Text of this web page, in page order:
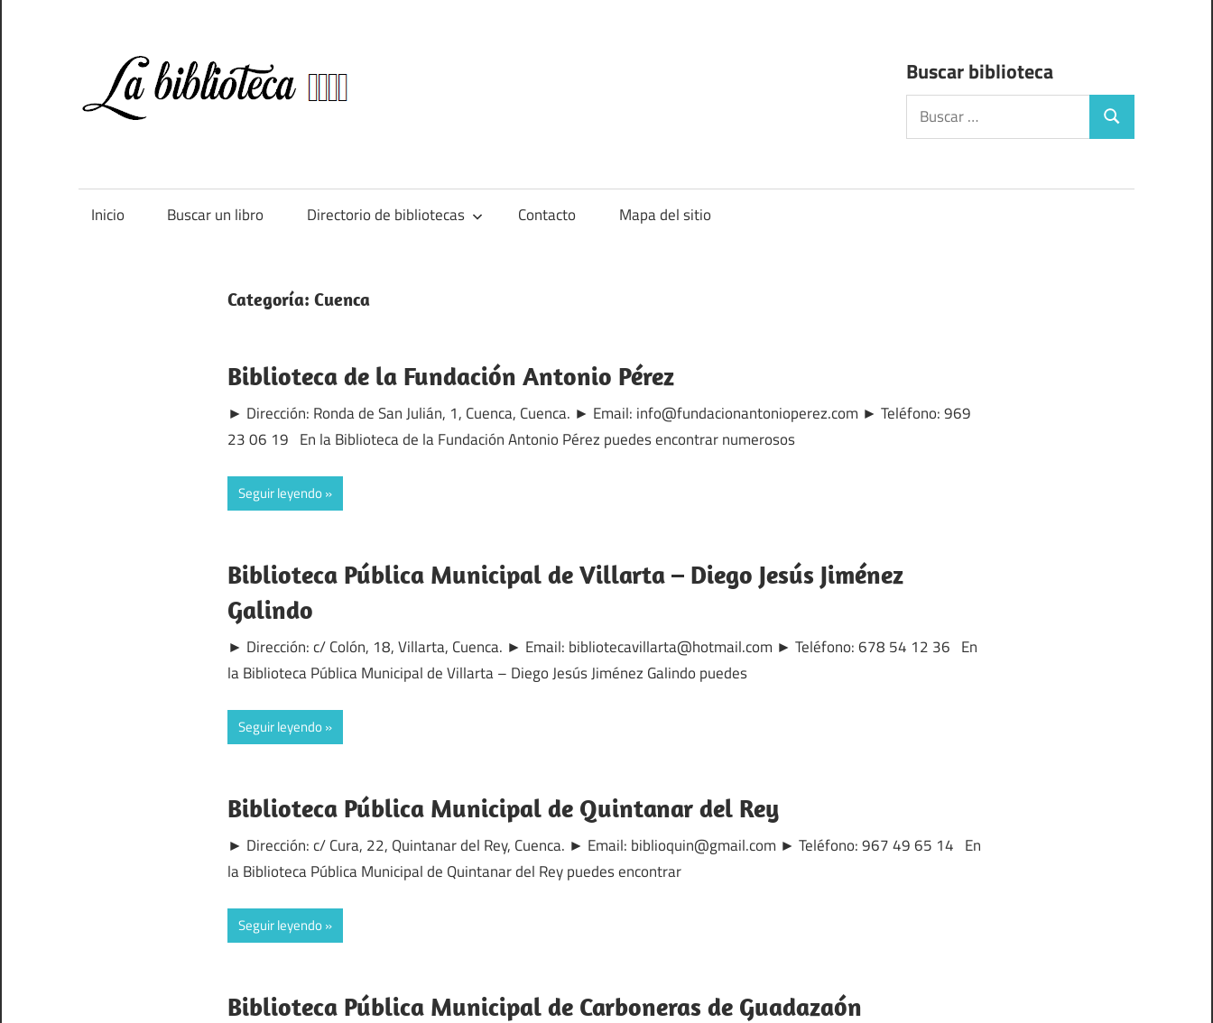
contenido
bibliotecas
de
Buscar biblioteca
Buscar:
Buscar
Inicio Buscar un libro Directorio de bibliotecas Contacto Mapa del sitio
Categoría: Cuenca
Biblioteca de la Fundación Antonio Pérez
► Dirección: Ronda de San Julián, 1, Cuenca, Cuenca. ► Email: info@fundacionantonioperez.com ► Teléfono: 969
23 06 19 En la Biblioteca de la Fundación Antonio Pérez puedes encontrar numerosos
Seguir leyendo
Biblioteca Pública Municipal de Villarta – Diego Jesús Jiménez
Galindo
► Dirección: c/ Colón, 18, Villarta, Cuenca. ► Email: bibliotecavillarta@hotmail.com ► Teléfono: 678 54 12 36 En
la Biblioteca Pública Municipal de Villarta – Diego Jesús Jiménez Galindo puedes
Seguir leyendo
Biblioteca Pública Municipal de Quintanar del Rey
► Dirección: c/ Cura, 22, Quintanar del Rey, Cuenca. ► Email: biblioquin@gmail.com ► Teléfono: 967 49 65 14 En
la Biblioteca Pública Municipal de Quintanar del Rey puedes encontrar
Seguir leyendo
Biblioteca Pública Municipal de Carboneras de Guadazaón